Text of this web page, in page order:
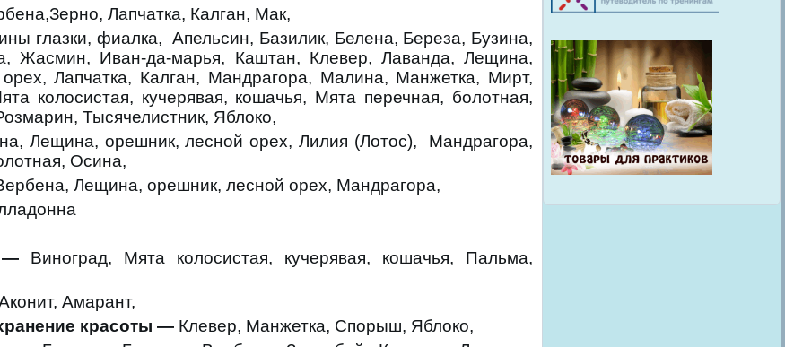
Лапчатка, Калган, Мак,
глазки, фиалка, Апельсин, Базилик, Белена, Береза, Бузина,
Жасмин, Иван-да-марья, Каштан, Клевер, Лаванда, Лещина,
Лапчатка, Калган, Мандрагора, Малина, Манжетка, Мирт,
колосистая, кучерявая, кошачья, Мята перечная, болотная,
Тысячелистник, Яблоко,
Лещина, орешник, лесной орех, Лилия (Лотос), Мандрагора,
Осина,
Лещина, орешник, лесной орех, Мандрагора,
— Виноград, Мята колосистая, кучерявая, кошачья, Пальма,
Амарант,
красоты — Клевер, Манжетка, Спорыш, Яблоко,